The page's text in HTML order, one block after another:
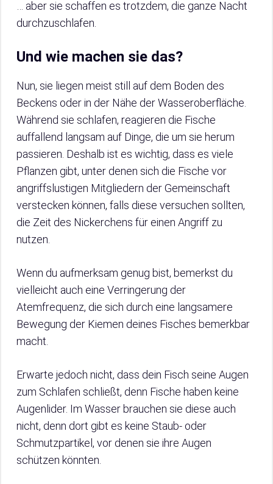
… aber sie schaffen es trotzdem, die ganze Nacht
durchzuschlafen.
Und wie machen sie das?
Nun, sie liegen meist still auf dem Boden des
Beckens oder in der Nähe der Wasseroberfläche.
Während sie schlafen, reagieren die Fische
auffallend langsam auf Dinge, die um sie herum
passieren. Deshalb ist es wichtig, dass es viele
Pflanzen gibt, unter denen sich die Fische vor
angriffslustigen Mitgliedern der Gemeinschaft
verstecken können, falls diese versuchen sollten,
die Zeit des Nickerchens für einen Angriff zu
nutzen.
Wenn du aufmerksam genug bist, bemerkst du
vielleicht auch eine Verringerung der
Atemfrequenz, die sich durch eine langsamere
Bewegung der Kiemen deines Fisches bemerkbar
macht.
Erwarte jedoch nicht, dass dein Fisch seine Augen
zum Schlafen schließt, denn Fische haben keine
Augenlider. Im Wasser brauchen sie diese auch
nicht, denn dort gibt es keine Staub- oder
Schmutzpartikel, vor denen sie ihre Augen
schützen könnten.